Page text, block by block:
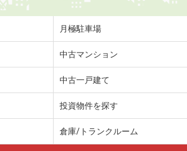
月極駐車場
中古マンション
中古一戸建て
投資物件を探す
倉庫/トランクルーム